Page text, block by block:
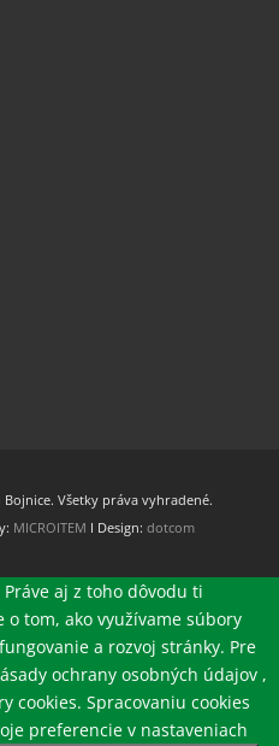
Všetky práva vyhradené.
MICROITEM I Design: dotcom
aj z toho dôvodu ti
tom, ako využívame súbory
a rozvoj stránky. Pre
ochrany osobných údajov ,
cookies. Spracovaniu cookies
preferencie v nastaveniach